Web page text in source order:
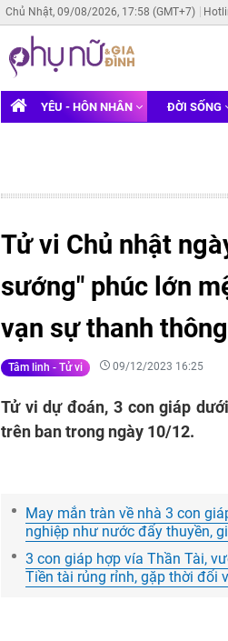
Chủ Nhật, 09/08/2026, 17:58 (GMT+7)
YÊU - HÔN NHÂN ĐỜI SỐNG
Tử vi Chủ nhật
sướng" phúc lớn
vạn sự thanh
Tâm linh - Tử vi 09/12/2023 16:25
Tử vi dự đoán, 3 con giáp
trên ban trong ngày 10/12.
May mắn tràn về nhà 3 con
nghiệp như nước đẩy thuyền,
3 con giáp hợp vía Thần Tài,
Tiền tài rủng rỉnh, gặp thời đổi